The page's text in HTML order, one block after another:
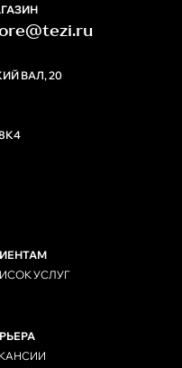
ВАЛ, 20
УСЛУГ